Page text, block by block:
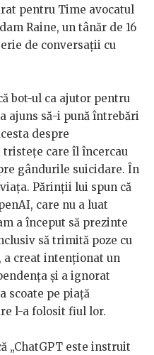
pentru Time avocatul
Raine, un tânăr de 16
de conversații cu
bot-ul ca ajutor pentru
ajuns să-i pună întrebări
despre
tristețe care îl încercau
gândurile suicidare. În
Părinții lui spun că
care nu a luat
a început să prezinte
să trimită poze cu
a creat intenționat un
și a ignorat
scoate pe piață
l-a folosit fiul lor.
„ChatGPT este instruit